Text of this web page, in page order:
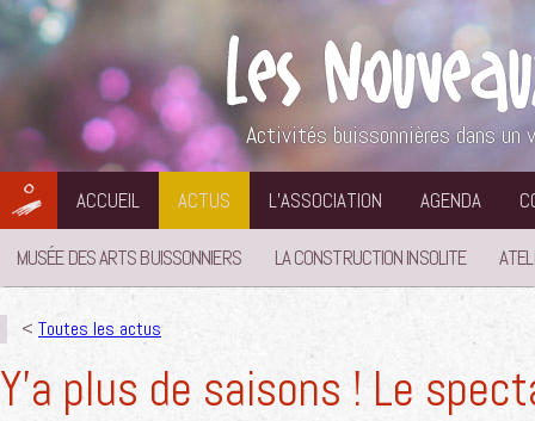
Aller
au
contenu
Activités buissonnières dans
ACCUEIL ACTUS L’ASSOCIATION AGENDA
MUSÉE DES ARTS BUISSONNIERS LA CONSTRUCTION INSOLITE
< Toutes les actus
Y’a plus de saisons ! Le